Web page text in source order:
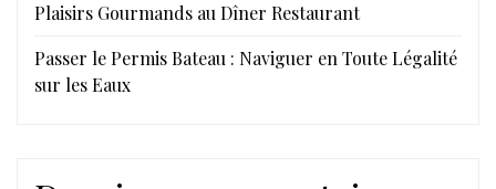
Plaisirs Gourmands au Dîner Restaurant
Passer le Permis Bateau : Naviguer en Toute Légalité
sur les Eaux